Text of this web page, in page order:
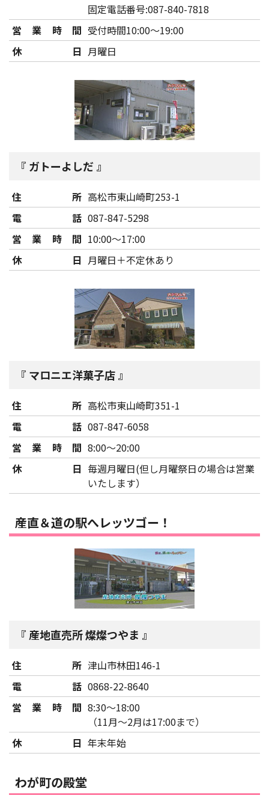
固定電話番号:087-840-7818
営業時間 受付時間10:00～19:00
休日 月曜日
ガトーよしだ
住所 高松市東山崎町253-1
電話 087-847-5298
営業時間 10:00～17:00
休日 月曜日＋不定休あり
マロニエ洋菓子店
住所 高松市東山崎町351-1
電話 087-847-6058
営業時間 8:00～20:00
休日 毎週月曜日(但し月曜祭日の場合は営業
いたします）
産直＆道の駅へレッツゴー！
産地直売所 燦燦つやま
住所 津山市林田146-1
電話 0868-22-8640
営業時間 8:30～18:00
（11月～2月は17:00まで）
休日 年末年始
わが町の殿堂